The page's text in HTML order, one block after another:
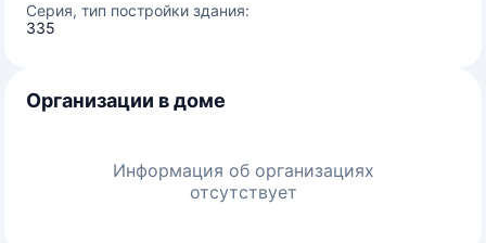
Серия, тип постройки здания:
335
Организации в доме
Информация об организациях
отсутствует